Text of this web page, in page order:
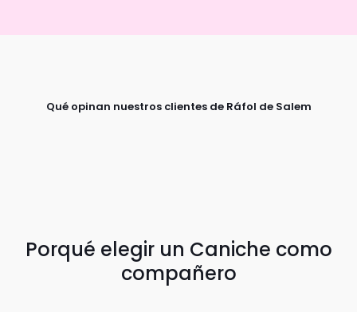
Qué opinan nuestros clientes de Ráfol de Salem
Porqué elegir un Caniche como
compañero